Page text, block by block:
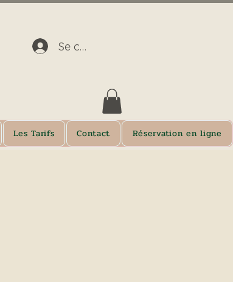
Se connecter
Les Tarifs Contact Réservation en ligne